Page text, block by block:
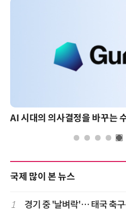
국제 많이 본 뉴스
1 경기 중 '날벼락'… 태국 축